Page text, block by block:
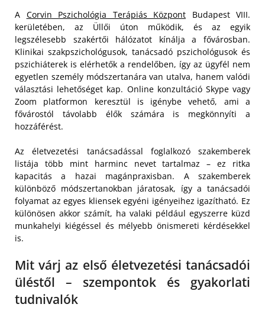
A Corvin Pszichológia Terápiás Központ Budapest VIII.
kerületében, az Üllői úton működik, és az egyik
legszélesebb szakértői hálózatot kínálja a fővárosban.
Klinikai szakpszichológusok, tanácsadó pszichológusok és
pszichiáterek is elérhetők a rendelőben, így az ügyfél nem
egyetlen személy módszertanára van utalva, hanem valódi
választási lehetőséget kap. Online konzultáció Skype vagy
Zoom platformon keresztül is igénybe vehető, ami a
fővárostól távolabb élők számára is megkönnyíti a
hozzáférést.
Az életvezetési tanácsadással foglalkozó szakemberek
listája több mint harminc nevet tartalmaz – ez ritka
kapacitás a hazai magánpraxisban. A szakemberek
különböző módszertanokban járatosak, így a tanácsadói
folyamat az egyes kliensek egyéni igényeihez igazítható. Ez
különösen akkor számít, ha valaki például egyszerre küzd
munkahelyi kiégéssel és mélyebb önismereti kérdésekkel
is.
Mit várj az első életvezetési tanácsadói
üléstől – szempontok és gyakorlati
tudnivalók